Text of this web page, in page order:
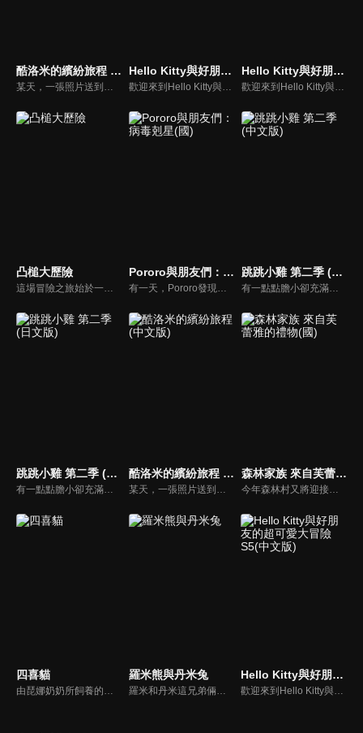
酷洛米的繽紛旅程 (日文版) Hello Kitty與好朋友的超可愛大冒險S1(中文版) Hello Kitty與好朋友的超可愛大冒險S4(中文版)
凸槌大歷險
這場冒險之旅始於一隻粗心的送子鳥，不小心把寶寶送到錯的人家。他把熊貓家跟熊家的地址搞混了！而這隻凡事追求正確的熊，決定要規劃一場冒險，把熊貓寶寶送回父母身邊。漫長的旅行路上，他們遇見愛講話的鵜鶘、膽小的野狼以及生性浪漫的老虎，通過許多危險和難關，最後成功把熊貓寶寶送回父母身邊！
Pororo與朋友們：病毒剋星(國)
有一天，Pororo發現他玩的遊戲中出現了病毒怪物的入侵他的平板電腦。不久之後，Pororo得知病毒是如何傳播到現實世界的。與此同時，一直在努力研發疫苗的艾迪進入遊戲世界拯救小鎮，卻發現自己忘了帶疫苗。得知這一點後，Pororo在現實世界中與可怕的病毒鬥爭，並找尋方法幫助艾迪，他們能夠戰勝病毒並保護眾人嗎？
跳跳小雞 第二季 (中文版)
有一點點膽小卻充滿好奇心的"帶骨雞"，和總是用小跳步靠過來的舞蹈老師"小跳步青蛙老師"，以及其他具有獨特個性的夥伴們跳舞大活耀！在家裡和各種地方以「身體動了，心也舞動了起來♪」為主題。
跳跳小雞 第二季 (日文版)
有一點點膽小卻充滿好奇心的"帶骨雞"，和總是用小跳步靠過來的舞蹈老師"小跳步青蛙老師"，以及其他具有獨特個性的夥伴們跳舞大活耀！在家裡和各種地方以「身體動了，心也舞動了起來♪」為主題。
酷洛米的繽紛旅程 (中文版)
某天，一張照片送到了酷洛米的手機中。照片中的人是酷洛米失蹤的姊姊——洛米娜。「我想去找姊姊！」酷洛米究竟能不能順利見到洛米娜呢？
森林家族 來自芙蕾雅的禮物(國)
今年森林村又將迎接一年一度的星星慶典，大家都迫不及待，唯獨可可兔女孩芙蕾雅在傷腦筋。慶典當天是媽媽的生日，但她卻想不到該送媽媽什麼禮物。此外，芙蕾雅還被賦予重責大任，負責挑選“年度最佳樹木”這個重要的活動。芙蕾雅最後找到的，能讓大家都幸福的最棒禮物是什麼呢？
四喜貓
由琵娜奶奶所飼養的四隻小貓，他們組成了一個樂團，名為「巴菲貓樂團」。除了經常舉辦演唱會，在眾多貓咪們面前展現自己的音樂才華之外，他們也常常扮演救援隊的角色，幫助鎮上的動物們。
羅米熊與丹米兔
羅米和丹米這兄弟倆是形影不離的好夥伴。可是事情並不是從一開始就這樣的……星際探險家丹米的飛船某次偶然墜落在羅米的蜜罐房子上，不但把房子砸壞了，還強行霸佔了羅米的房間，他們從第一次見面就不能容忍對方。但是經過一系列的事情，兩人最終解開分歧，接受對方的不同，而成為最好的朋友。
Hello Kitty與好朋友的超可愛大冒險S5(中文版)
歡迎來到Hello Kitty與好朋友的超可愛大冒險!與Hello Kitty, 大眼蛙, 酷企鵝, 美樂蒂, 布丁狗還有酷洛米, 準備和朋友們一起經歷有趣的冒險吧!